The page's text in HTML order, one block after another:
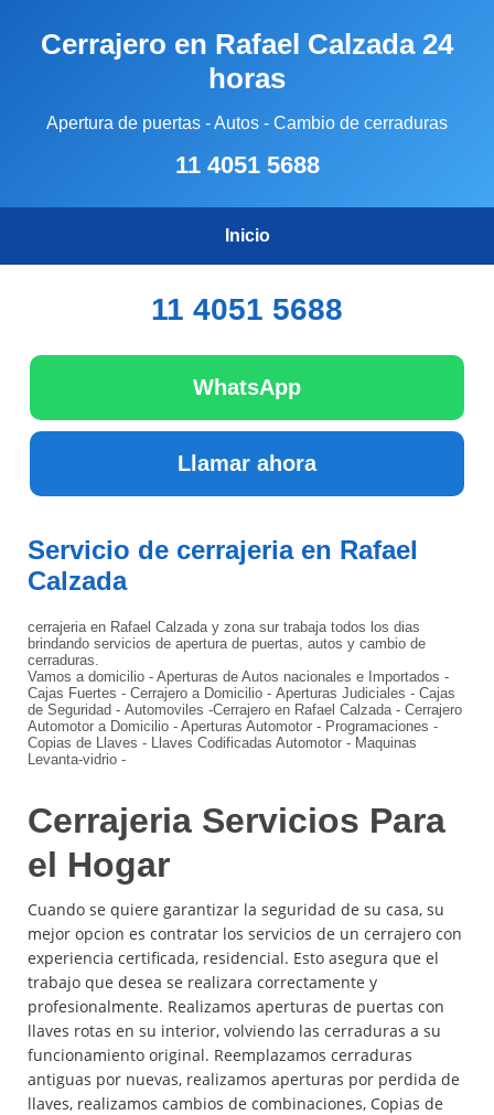
Cerrajero en Rafael Calzada 24
horas
Apertura de puertas - Autos - Cambio de cerraduras
11 4051 5688
Inicio
11 4051 5688
WhatsApp
Llamar ahora
Servicio de cerrajeria en Rafael
Calzada
cerrajeria en Rafael Calzada y zona sur trabaja todos los dias
brindando servicios de apertura de puertas, autos y cambio de
cerraduras.
Vamos a domicilio - Aperturas de Autos nacionales e Importados -
Cajas Fuertes - Cerrajero a Domicilio - Aperturas Judiciales - Cajas
de Seguridad - Automoviles -Cerrajero en Rafael Calzada - Cerrajero
Automotor a Domicilio - Aperturas Automotor - Programaciones -
Copias de Llaves - Llaves Codificadas Automotor - Maquinas
Levanta-vidrio -
Cerrajeria Servicios Para
el Hogar
Cuando se quiere garantizar la seguridad de su casa, su
mejor opcion es contratar los servicios de un cerrajero con
experiencia certificada, residencial. Esto asegura que el
trabajo que desea se realizara correctamente y
profesionalmente. Realizamos aperturas de puertas con
llaves rotas en su interior, volviendo las cerraduras a su
funcionamiento original. Reemplazamos cerraduras
antiguas por nuevas, realizamos aperturas por perdida de
llaves, realizamos cambios de combinaciones, Copias de